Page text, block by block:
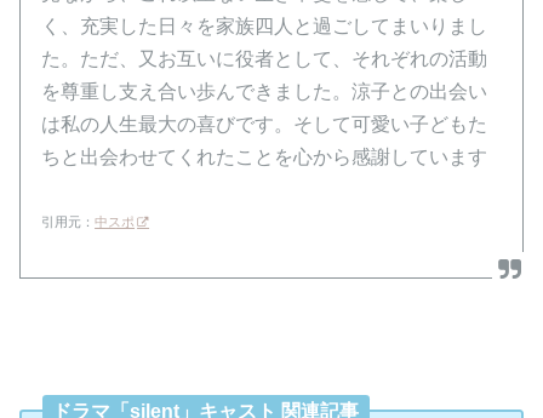
く、充実した日々を家族四人と過ごしてまいりまし
た。ただ、又お互いに役者として、それぞれの活動
を尊重し支え合い歩んできました。涼子との出会い
は私の人生最大の喜びです。そして可愛い子どもた
ちと出会わせてくれたことを心から感謝しています
引用元：中スポ
ドラマ「silent」キャスト 関連記事